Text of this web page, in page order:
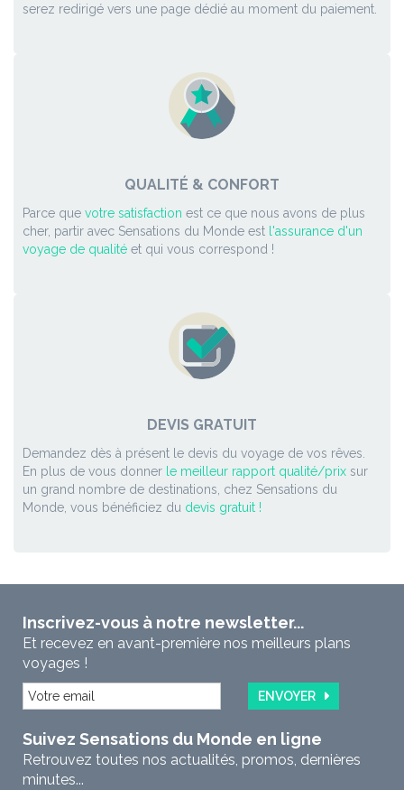
serez redirigé vers une page dédié au moment du paiement.
QUALITÉ & CONFORT
Parce que votre satisfaction est ce que nous avons de plus
cher, partir avec Sensations du Monde est l'assurance d'un
voyage de qualité et qui vous correspond !
DEVIS GRATUIT
Demandez dès à présent le devis du voyage de vos rêves.
En plus de vous donner le meilleur rapport qualité/prix sur
un grand nombre de destinations, chez Sensations du
Monde, vous bénéficiez du devis gratuit !
Inscrivez-vous à notre newsletter...
Et recevez en avant-première nos meilleurs plans
voyages !
ENVOYER
Suivez Sensations du Monde en ligne
Retrouvez toutes nos actualités, promos, dernières
minutes...